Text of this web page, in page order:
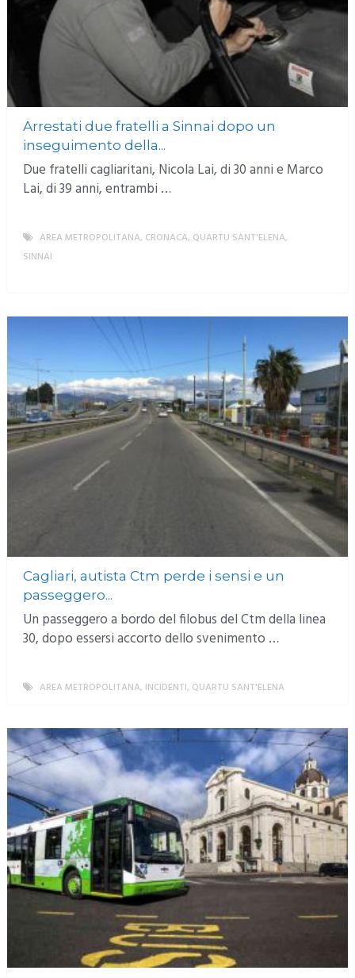
Arrestati due fratelli a Sinnai dopo un
inseguimento della...
Due fratelli cagliaritani, Nicola Lai, di 30 anni e Marco
Lai, di 39 anni, entrambi …
AREA METROPOLITANA, CRONACA, QUARTU SANT'ELENA,
SINNAI
Cagliari, autista Ctm perde i sensi e un
passeggero...
Un passeggero a bordo del filobus del Ctm della linea
30, dopo essersi accorto dello svenimento …
AREA METROPOLITANA, INCIDENTI, QUARTU SANT'ELENA